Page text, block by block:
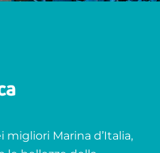
Marina d’Italia,